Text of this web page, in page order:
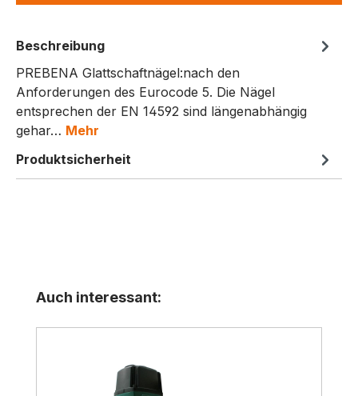
Beschreibung
PREBENA Glattschaftnägel:nach den
Anforderungen des Eurocode 5. Die Nägel
entsprechen der EN 14592 sind längenabhängig
gehar… Mehr
Produktsicherheit
Produktgalerie überspringen
Auch interessant: